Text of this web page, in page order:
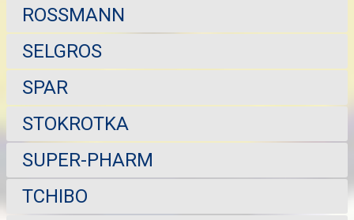
ROSSMANN
SELGROS
SPAR
STOKROTKA
SUPER-PHARM
TCHIBO